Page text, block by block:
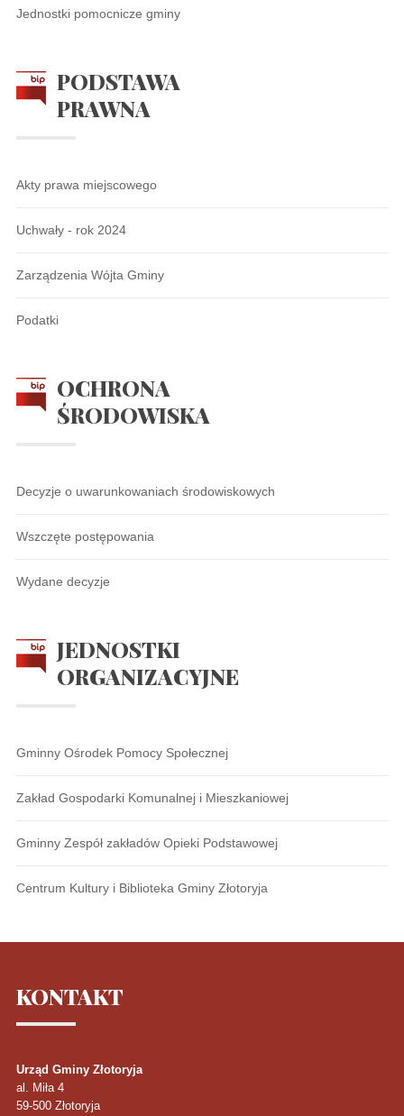
Jednostki pomocnicze gminy
PODSTAWA
PRAWNA
Akty prawa miejscowego
Uchwały - rok 2024
Zarządzenia Wójta Gminy
Podatki
OCHRONA
ŚRODOWISKA
Decyzje o uwarunkowaniach środowiskowych
Wszczęte postępowania
Wydane decyzje
JEDNOSTKI
ORGANIZACYJNE
Gminny Ośrodek Pomocy Społecznej
Zakład Gospodarki Komunalnej i Mieszkaniowej
Gminny Zespół zakładów Opieki Podstawowej
Centrum Kultury i Biblioteka Gminy Złotoryja
KONTAKT
Urząd Gminy Złotoryja
al. Miła 4
59-500 Złotoryja